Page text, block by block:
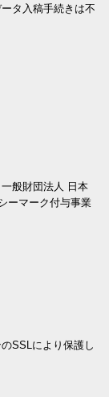
タ入稿手続きは不
般財団法人 日本
ーマーク付与事業
SSLにより保護し